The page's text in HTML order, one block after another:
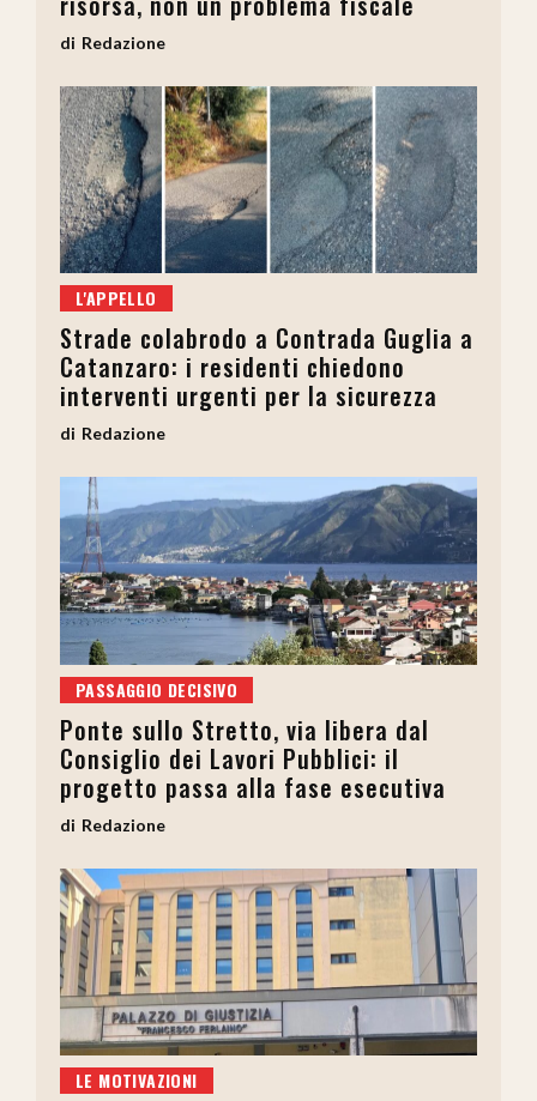
Redazione
L'APPELLO
Strade colabrodo a Contrada Guglia a
Catanzaro: i residenti chiedono
interventi urgenti per la sicurezza
Redazione
PASSAGGIO DECISIVO
Ponte sullo Stretto, via libera dal
Consiglio dei Lavori Pubblici: il
progetto passa alla fase esecutiva
Redazione
LE MOTIVAZIONI